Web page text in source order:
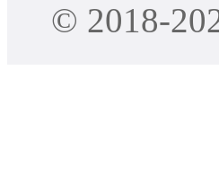
© 2018-